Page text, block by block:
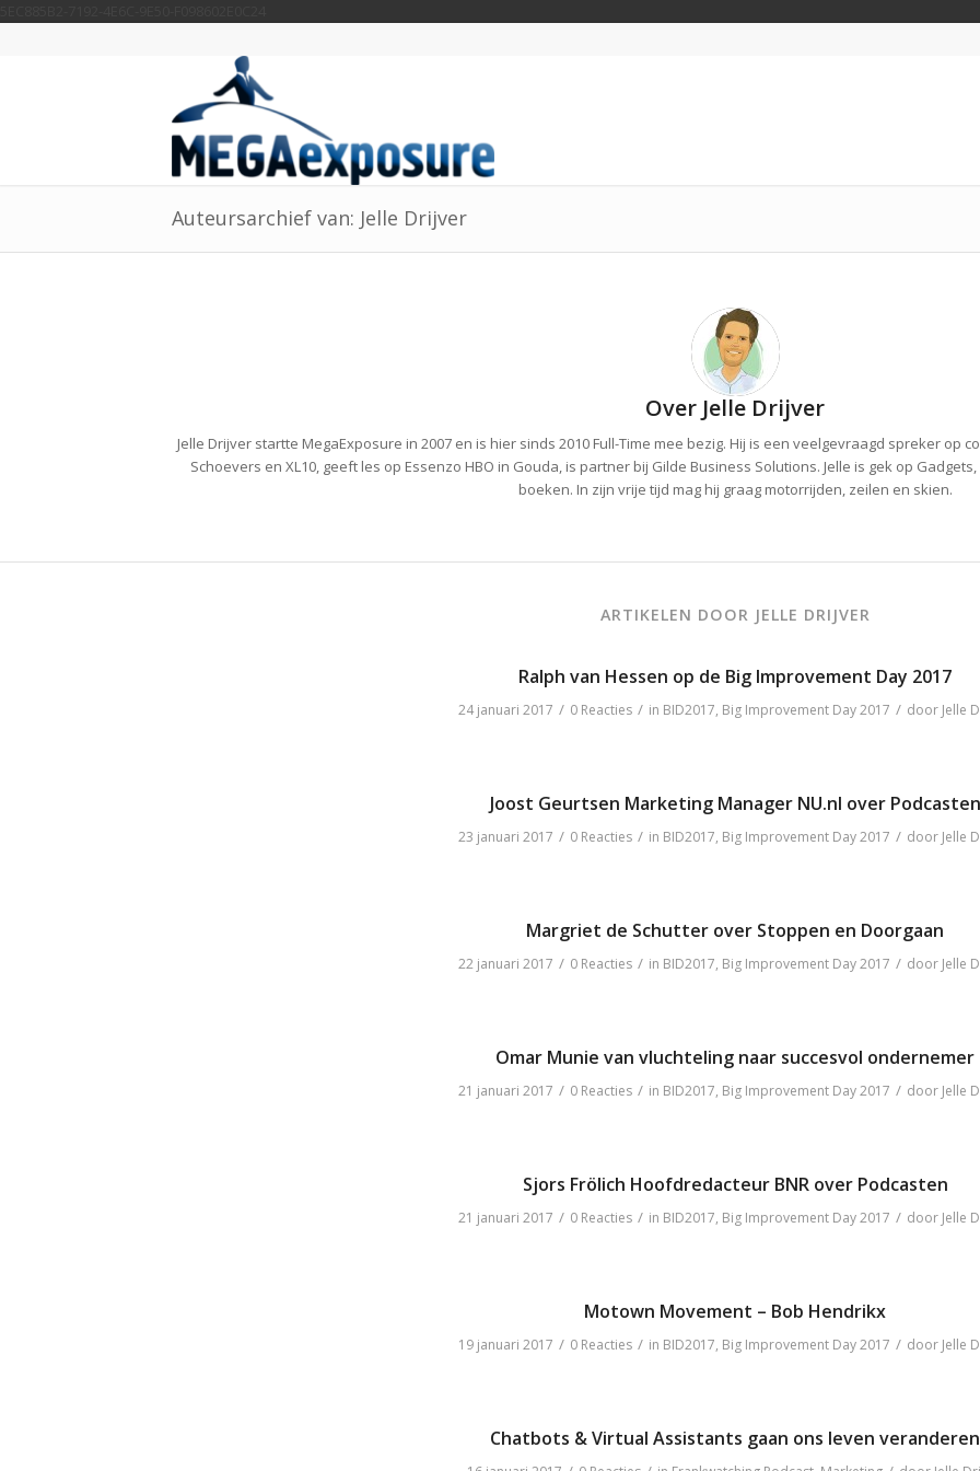
Auteursarchief van: Jelle Drijver
Over Jelle Drijver
Jelle Drijver startte MegaExposure in 2007 en is hier sinds 2010 Full-Time mee bezig. Hij is een veelgevraagd spreker op
Schoevers en XL10, geeft les op Essenzo HBO in Gouda, is partner bij Gilde Business Solutions. Jelle is gek op
boeken. In zijn vrije tijd mag hij graag motorrijden, zeilen en skien.
ARTIKELEN DOOR JELLE DRIJVER
Ralph van Hessen op de Big Improvement Day 2017
24 januari 2017 / 0 Reacties / in BID2017, Big Improvement Day 2017 / door Jelle
Joost Geurtsen Marketing Manager NU.nl over Podcasten
23 januari 2017 / 0 Reacties / in BID2017, Big Improvement Day 2017 / door Jelle
Margriet de Schutter over Stoppen en Doorgaan
22 januari 2017 / 0 Reacties / in BID2017, Big Improvement Day 2017 / door Jelle
Omar Munie van vluchteling naar succesvol ondernemer
21 januari 2017 / 0 Reacties / in BID2017, Big Improvement Day 2017 / door Jelle
Sjors Frölich Hoofdredacteur BNR over Podcasten
21 januari 2017 / 0 Reacties / in BID2017, Big Improvement Day 2017 / door Jelle
Motown Movement – Bob Hendrikx
19 januari 2017 / 0 Reacties / in BID2017, Big Improvement Day 2017 / door Jelle
Chatbots & Virtual Assistants gaan ons leven veranderen